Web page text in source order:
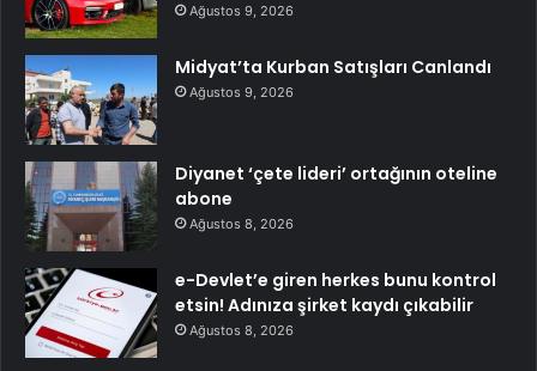
Ağustos 9, 2026
Midyat’ta Kurban Satışları Canlandı
Ağustos 9, 2026
Diyanet ‘çete lideri’ ortağının oteline
abone
Ağustos 8, 2026
e-Devlet’e giren herkes bunu kontrol
etsin! Adınıza şirket kaydı çıkabilir
Ağustos 8, 2026